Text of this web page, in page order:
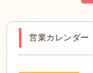
営業カレンダー